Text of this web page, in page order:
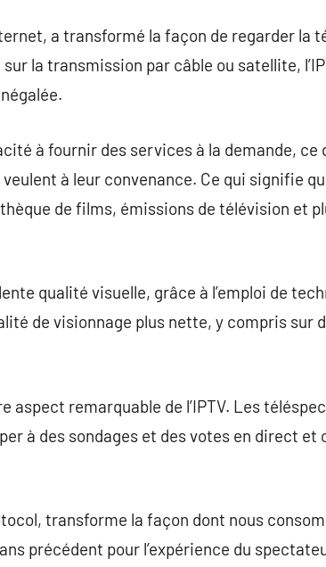
a transformé la façon de regarder la
la transmission par câble ou satellite,
à fournir des services à la demande, ce
à leur convenance. Ce qui signifie
de films, émissions de télévision et
qualité visuelle, grâce à l’emploi de
de visionnage plus nette, y compris sur
aspect remarquable de l’IPTV. Les
à des sondages et des votes en direct et
transforme la façon dont nous
précédent pour l’expérience du